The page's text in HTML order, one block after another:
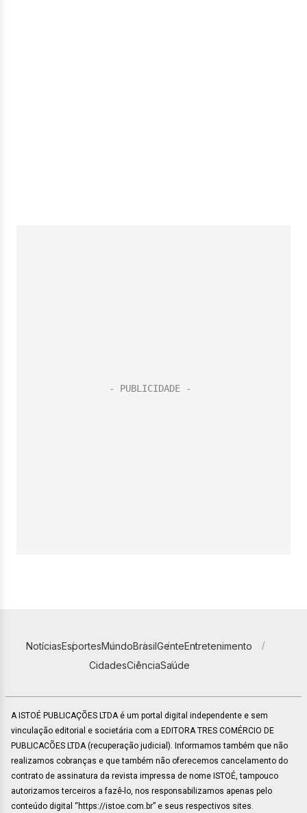
NotíciasEsportesMundoBrasilGenteEntretenimento
CidadesCiênciaSaúde
A ISTOÉ PUBLICAÇÕES LTDA é um portal digital independente e sem
vinculação editorial e societária com a EDITORA TRES COMÉRCIO DE
PUBLICACÕES LTDA (recuperação judicial). Informamos também que não
realizamos cobranças e que também não oferecemos cancelamento do
contrato de assinatura da revista impressa de nome ISTOÉ, tampouco
autorizamos terceiros a fazê-lo, nos responsabilizamos apenas pelo
conteúdo digital “https://istoe.com.br” e seus respectivos sites.